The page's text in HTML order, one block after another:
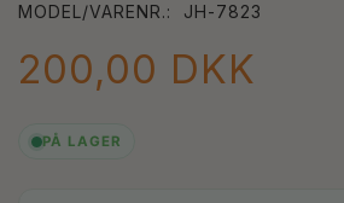
MODEL/VARENR.: JH-7823
200,00 DKK
PÅ LAGER